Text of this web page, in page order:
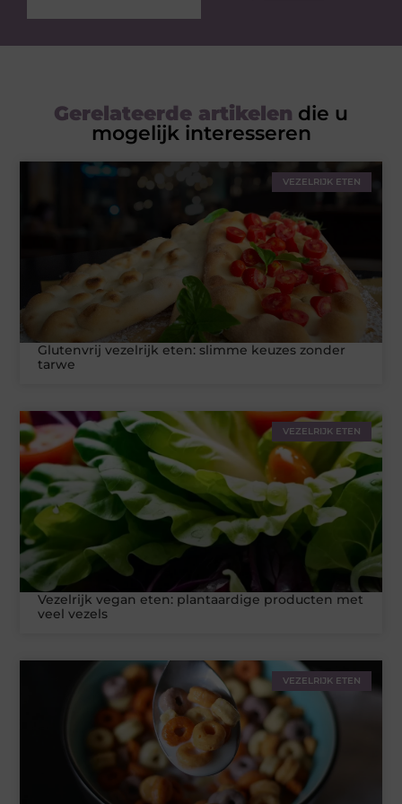
Gerelateerde artikelen die u
mogelijk interesseren
VEZELRIJK ETEN
Glutenvrij vezelrijk eten: slimme keuzes zonder
tarwe
VEZELRIJK ETEN
Vezelrijk vegan eten: plantaardige producten met
veel vezels
VEZELRIJK ETEN